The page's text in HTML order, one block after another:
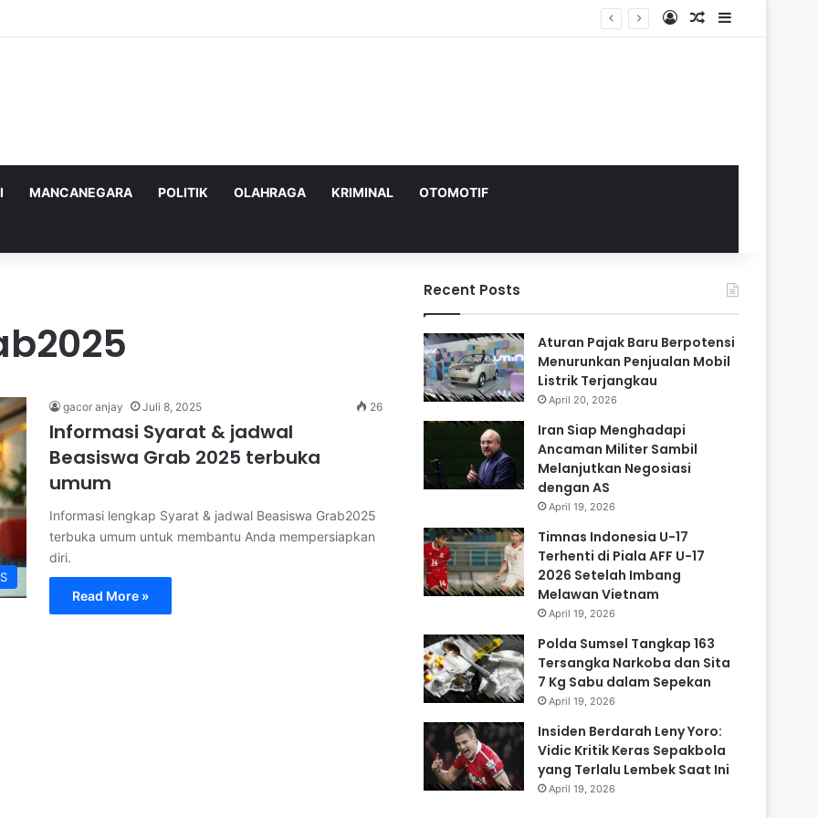
Log InRandom Article
Sidebar
MANCANEGARA POLITIK OLAHRAGA KRIMINAL OTOMOTIF
gacor anjay Juli 8, 2025 26
Informasi Syarat & jadwal
Beasiswa Grab 2025 terbuka
umum
Informasi lengkap Syarat & jadwal Beasiswa Grab2025
terbuka umum untuk membantu Anda mempersiapkan
diri.
Read More »
Recent Posts
Aturan Pajak Baru Berpotensi
Menurunkan Penjualan Mobil
Listrik Terjangkau
April 20, 2026
Iran Siap Menghadapi
Ancaman Militer Sambil
Melanjutkan Negosiasi
dengan AS
April 19, 2026
Timnas Indonesia U-17
Terhenti di Piala AFF U-17
2026 Setelah Imbang
Melawan Vietnam
April 19, 2026
Polda Sumsel Tangkap 163
Tersangka Narkoba dan Sita
7 Kg Sabu dalam Sepekan
April 19, 2026
Insiden Berdarah Leny Yoro:
Vidic Kritik Keras Sepakbola
yang Terlalu Lembek Saat Ini
April 19, 2026